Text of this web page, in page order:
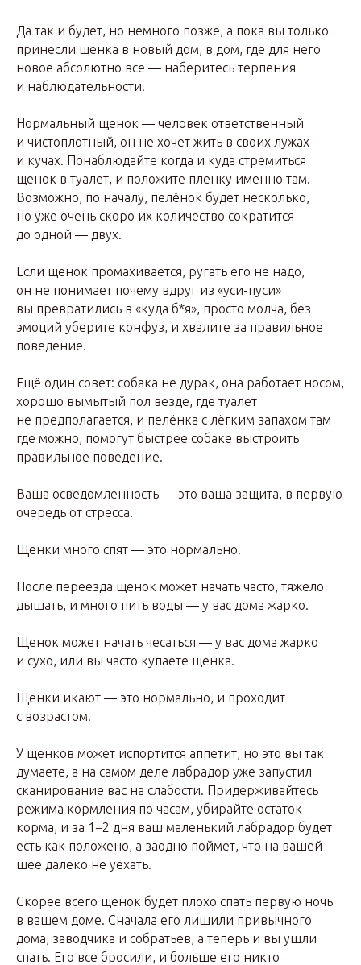
Да так и будет, но немного позже, а пока вы только
принесли щенка в новый дом, в дом, где для него
новое абсолютно все — наберитесь терпения
и наблюдательности.
Нормальный щенок — человек ответственный
и чистоплотный, он не хочет жить в своих лужах
и кучах. Понаблюдайте когда и куда стремиться
щенок в туалет, и положите пленку именно там.
Возможно, по началу, пелёнок будет несколько,
но уже очень скоро их количество сократится
до одной — двух.
Если щенок промахивается, ругать его не надо,
он не понимает почему вдруг из «уси-пуси»
вы превратились в «куда б*я», просто молча, без
эмоций уберите конфуз, и хвалите за правильное
поведение.
Ещё один совет: собака не дурак, она работает носом,
хорошо вымытый пол везде, где туалет
не предполагается, и пелёнка с лёгким запахом там
где можно, помогут быстрее собаке выстроить
правильное поведение.
Ваша осведомленность — это ваша защита, в первую
очередь от стресса.
Щенки много спят — это нормально.
После переезда щенок может начать часто, тяжело
дышать, и много пить воды — у вас дома жарко.
Щенок может начать чесаться — у вас дома жарко
и сухо, или вы часто купаете щенка.
Щенки икают — это нормально, и проходит
с возрастом.
У щенков может испортится аппетит, но это вы так
думаете, а на самом деле лабрадор уже запустил
сканирование вас на слабости. Придерживайтесь
режима кормления по часам, убирайте остаток
корма, и за 1−2 дня ваш маленький лабрадор будет
есть как положено, а заодно поймет, что на вашей
шее далеко не уехать.
Скорее всего щенок будет плохо спать первую ночь
в вашем доме. Сначала его лишили привычного
дома, заводчика и собратьев, а теперь и вы ушли
спать. Его все бросили, и больше его никто